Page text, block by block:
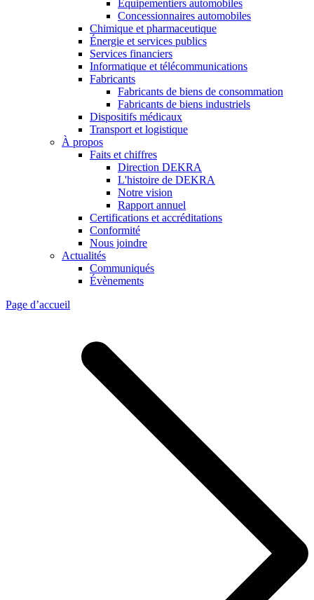
Équipementiers automobiles
Concessionnaires automobiles
Chimique et pharmaceutique
Énergie et services publics
Services financiers
Informatique et télécommunications
Fabricants
Fabricants de biens de consommation
Fabricants de biens industriels
Dispositifs médicaux
Transport et logistique
À propos
Faits et chiffres
Direction DEKRA
L'histoire de DEKRA
Notre vision
Rapport annuel
Certifications et accréditations
Conformité
Nous joindre
Actualités
Communiqués
Évènements
Page d’accueil